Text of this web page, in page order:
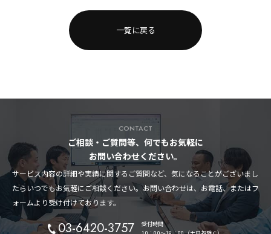
一覧に戻る
CONTACT
ご相談・ご質問等、何でもお気軽に
お問い合わせください。
サービス内容の詳細や実績に関するご質問など、気になることがございまし
たらいつでもお気軽にご相談ください。お問い合わせは、お電話、またはフ
ォームより受け付けております。
03-6420-3757
受付時間